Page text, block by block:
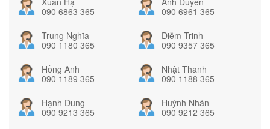
090 6863 365
090 6961 365
Trung Nghĩa
090 1180 365
Diễm Trinh
090 9357 365
Hồng Anh
090 1189 365
Nhật Thanh
090 1188 365
Hạnh Dung
090 9213 365
Huỳnh Nhân
090 9212 365